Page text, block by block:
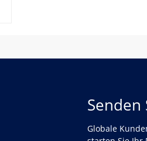
Senden
Globale